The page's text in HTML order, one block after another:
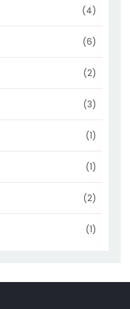
(4)
(6)
(2)
(3)
(1)
(1)
(2)
(1)